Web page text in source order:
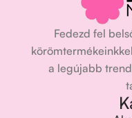
Fedezd fel
a legújabb